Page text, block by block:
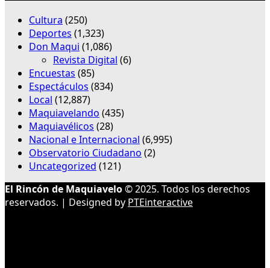
Cultura (250)
Deportes (1,323)
Don Maqui (1,086)
Revista Digital (6)
Encuestas (85)
Espectáculos (834)
Local (12,887)
Maquiavelando (435)
Maquiavélicos (28)
Nacional e Internacional (6,995)
Observatorio Ciudadano (2)
Uncategorized (121)
El Rincón de Maquiavelo© 2025. Todos los derechos
reservados. | Designed by PTEinteractive